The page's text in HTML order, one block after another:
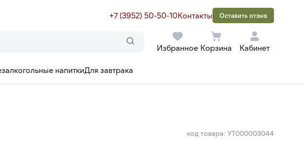
+7 (3952) 50-50-10Контакты Оставить отзыв
Избранное Корзина Кабинет
напиткиДля завтрака
код товара: УТ000003044